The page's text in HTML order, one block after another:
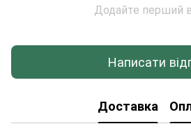
Додайте перший
Написати
Доставка